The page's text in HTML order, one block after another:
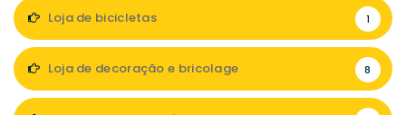
Loja de bicicletas 1
Loja de decoração e bricolage 8